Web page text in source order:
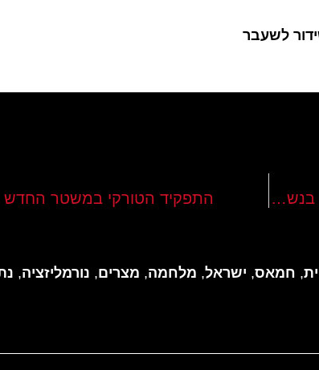
לשעבר
נשיא טורקיה ארדואן עלול לנסות לחמש בנשק את חמאס התפקיד הטורקי במשטר החדש
, חמאס, ישראל, מלחמה, מצרים, נורמליזציה,